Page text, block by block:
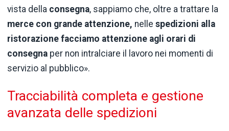
vista della consegna, sappiamo che, oltre a trattare la
merce con grande attenzione, nelle spedizioni alla
ristorazione facciamo attenzione agli orari di
consegna per non intralciare il lavoro nei momenti di
servizio al pubblico».
Tracciabilità completa e gestione
avanzata delle spedizioni